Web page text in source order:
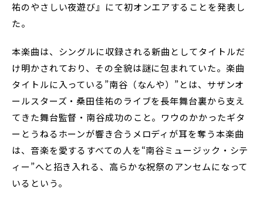
祐のやさしい夜遊び』にて初オンエアすることを発表し
た。
本楽曲は、シングルに収録される新曲としてタイトルだ
け明かされており、その全貌は謎に包まれていた。楽曲
タイトルに入っている”南谷（なんや）”とは、サザンオ
ールスターズ・桑田佳祐のライブを長年舞台裏から支え
てきた舞台監督・南谷成功のこと。ワウのかかったギタ
ーとうねるホーンが響き合うメロディが耳を奪う本楽曲
は、音楽を愛するすべての人を“南谷ミュージック・シテ
ィー”へと招き入れる、高らかな祝祭のアンセムになって
いるという。